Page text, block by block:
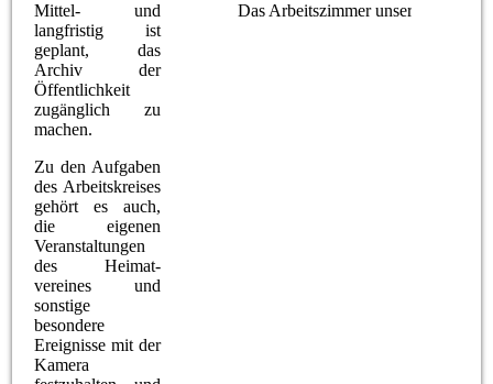
Mittel- und
langfristig ist
geplant, das
Archiv der
Öffentlichkeit
zugänglich zu
machen.
Zu den Aufgaben
des Arbeitskreises
gehört es auch,
die eigenen
Veranstaltungen
des Heimat-
vereines und
sonstige
besondere
Ereignisse mit der
Kamera
Das Arbeitszimmer unserer